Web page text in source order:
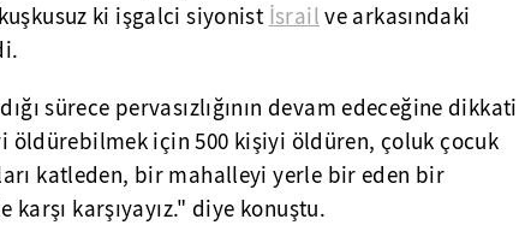
ki işgalci siyonist İsrail ve arkasındaki
sürece pervasızlığının devam edeceğine dikkati
öldürebilmek için 500 kişiyi öldüren, çoluk çocuk
katleden, bir mahalleyi yerle bir eden bir
karşıyayız." diye konuştu.